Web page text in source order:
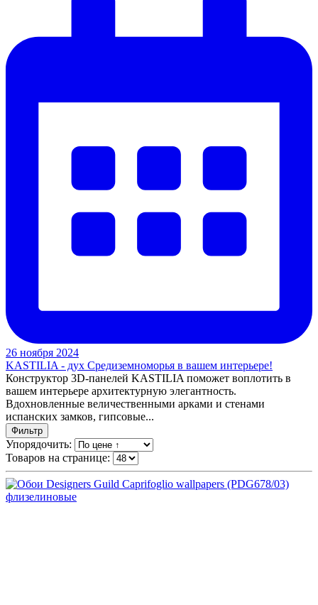
26 ноября 2024
KASTILIA - дух Средиземноморья в вашем интерьере!
Конструктор 3D-панелей KASTILIA поможет воплотить в
вашем интерьере архитектурную элегантность.
Вдохновленные величественными арками и стенами
испанских замков, гипсовые...
Фильтр
Упорядочить:
Товаров на странице: